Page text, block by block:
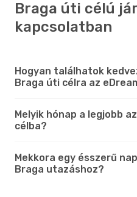
Braga úti célú
kapcsolatban
Hogyan találhatok
Braga úti célra az
Melyik hónap a legjobb
célba?
Mekkora egy ésszerű
Braga utazáshoz?